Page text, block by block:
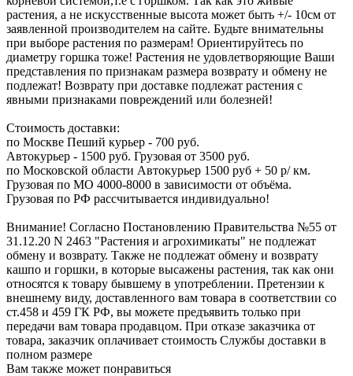
растения, а не искусственные высота может быть +/- 10см от
заявленной производителем на сайте. Будьте внимательны
при выборе растения по размерам! Ориентируйтесь по
диаметру горшка тоже! Растения не удовлетворяющие Ваши
представления по признакам размера возврату и обмену не
подлежат! Возврату при доставке подлежат растения с
явными признаками повреждений или болезней!
Стоимость доставки:
по Москве Пеший курьер - 700 руб.
Автокурьер - 1500 руб. Грузовая от 3500 руб.
по Московской области Автокурьер 1500 руб + 50 р/ км.
Грузовая по МО 4000-8000 в зависимости от объёма.
Грузовая по РФ рассчитывается индивидуально!
Внимание! Согласно Постановлению Правительства №55 от
31.12.20 N 2463 "Растения и агрохимикаты" не подлежат
обмену и возврату. Также не подлежат обмену и возврату
кашпо и горшки, в которые высажены растения, так как они
относятся к товару бывшему в употреблении. Претензии к
внешнему виду, доставленного вам товара в соответствии со
ст.458 и 459 ГК РФ, вы можете предъявить только при
передачи вам товара продавцом. При отказе заказчика от
товара, заказчик оплачивает стоимость Службы доставки в
полном размере
Вам также может понравиться